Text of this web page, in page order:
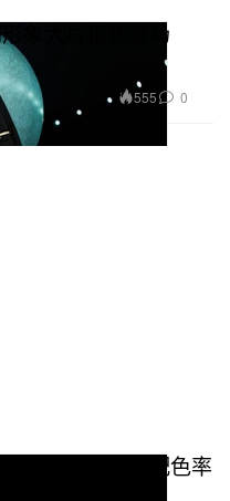
象大片正式登场
555 0
联乘鞋款最新配色率